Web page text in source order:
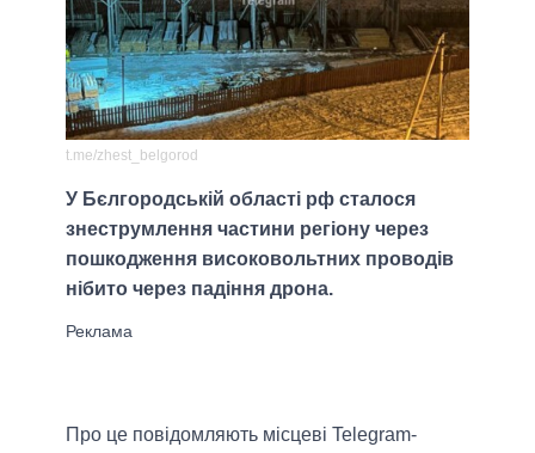
t.me/zhest_belgorod
У Бєлгородській області рф сталося
знеструмлення частини регіону через
пошкодження високовольтних проводів
нібито через падіння дрона.
Про це повідомляють місцеві Telegram-